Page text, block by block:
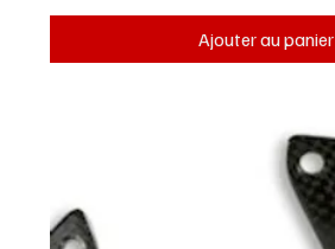
Ajouter au panier